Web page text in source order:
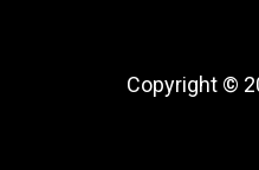
Copyright ©